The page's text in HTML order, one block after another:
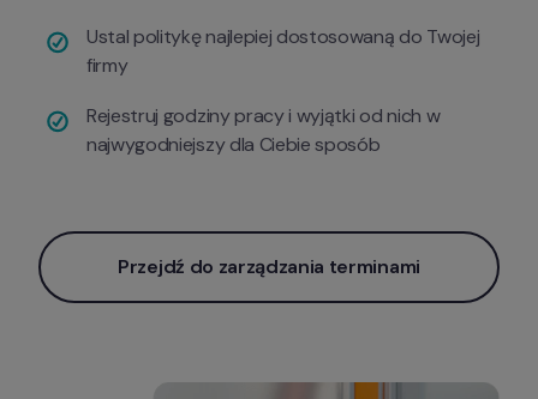
Ustal politykę najlepiej dostosowaną do Twojej
firmy
Rejestruj godziny pracy i wyjątki od nich w
najwygodniejszy dla Ciebie sposób
Przejdź do zarządzania terminami